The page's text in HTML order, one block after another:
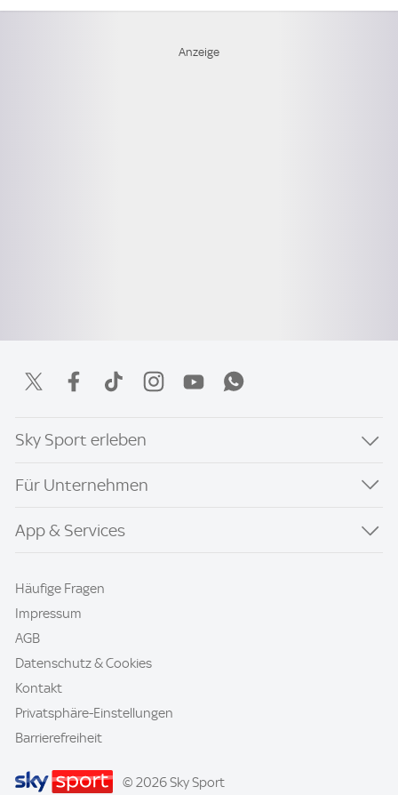
Sky Sport erleben
Für Unternehmen
App & Services
Häufige Fragen
Impressum
AGB
Datenschutz & Cookies
Kontakt
Privatsphäre-Einstellungen
Barrierefreiheit
© 2026 Sky Sport